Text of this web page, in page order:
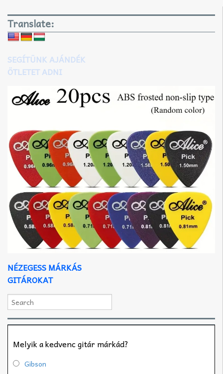
Translate:
SEGÍTÜNK AJÁNDÉK
ÖTLETET ADNI
NÉZEGESS MÁRKÁS
GITÁROKAT
Melyik a kedvenc gitár márkád?
Gibson